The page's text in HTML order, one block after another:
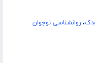
،روانشناسی نوجوان